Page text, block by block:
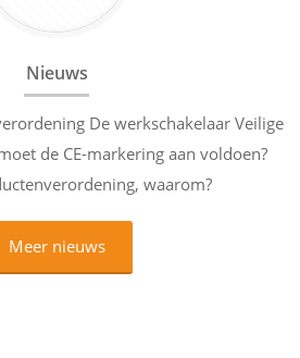
Nieuws
De werkschakelaar Veilige
de CE-markering aan voldoen?
waarom?
Meer nieuws